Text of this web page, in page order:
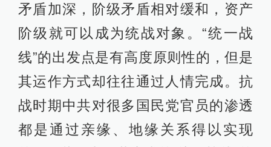
矛盾加深，阶级矛盾相对缓和，资产
阶级就可以成为统战对象。“统一战
线”的出发点是有高度原则性的，但是
其运作方式却往往通过人情完成。抗
战时期中共对很多国民党官员的渗透
都是通过亲缘、地缘关系得以实现